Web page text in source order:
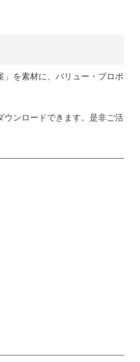
を素材に、バリュー・プロポ
ウンロードできます。是非ご活